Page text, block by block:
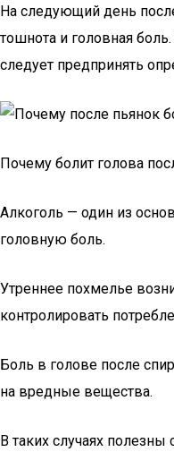
На следующий день
тошнота и головная
следует предпринять
Почему болит голова
Алкоголь — один из
головную боль.
Утреннее похмелье
контролировать
Боль в голове после
на вредные вещества.
В таких случаях полезны